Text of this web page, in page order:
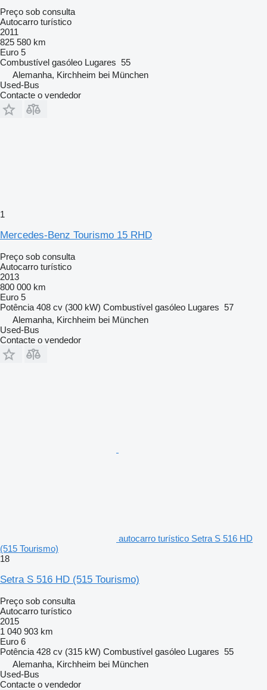
Preço sob consulta
Autocarro turístico
2011
825 580 km
Euro 5
Combustível gasóleo Lugares 55
Alemanha, Kirchheim bei München
Used-Bus
Contacte o vendedor
1
Mercedes-Benz Tourismo 15 RHD
Preço sob consulta
Autocarro turístico
2013
800 000 km
Euro 5
Potência 408 cv (300 kW) Combustível gasóleo Lugares 57
Alemanha, Kirchheim bei München
Used-Bus
Contacte o vendedor
autocarro turístico Setra S 516 HD
(515 Tourismo)
18
Setra S 516 HD (515 Tourismo)
Preço sob consulta
Autocarro turístico
2015
1 040 903 km
Euro 6
Potência 428 cv (315 kW) Combustível gasóleo Lugares 55
Alemanha, Kirchheim bei München
Used-Bus
Contacte o vendedor